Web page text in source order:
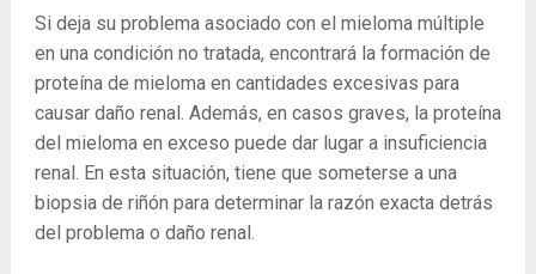
Si deja su problema asociado con el mieloma múltiple
en una condición no tratada, encontrará la formación de
proteína de mieloma en cantidades excesivas para
causar daño renal. Además, en casos graves, la proteína
del mieloma en exceso puede dar lugar a insuficiencia
renal. En esta situación, tiene que someterse a una
biopsia de riñón para determinar la razón exacta detrás
del problema o daño renal.